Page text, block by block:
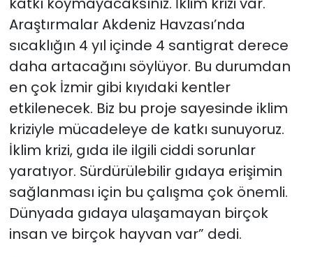
Araştırmalar Akdeniz Havzası’nda
sıcaklığın 4 yıl içinde 4 santigrat derece
daha artacağını söylüyor. Bu durumdan
en çok İzmir gibi kıyıdaki kentler
etkilenecek. Biz bu proje sayesinde iklim
kriziyle mücadeleye de katkı sunuyoruz.
İklim krizi, gıda ile ilgili ciddi sorunlar
yaratıyor. Sürdürülebilir gıdaya erişimin
sağlanması için bu çalışma çok önemli.
Dünyada gıdaya ulaşamayan birçok
insan ve birçok hayvan var” dedi.